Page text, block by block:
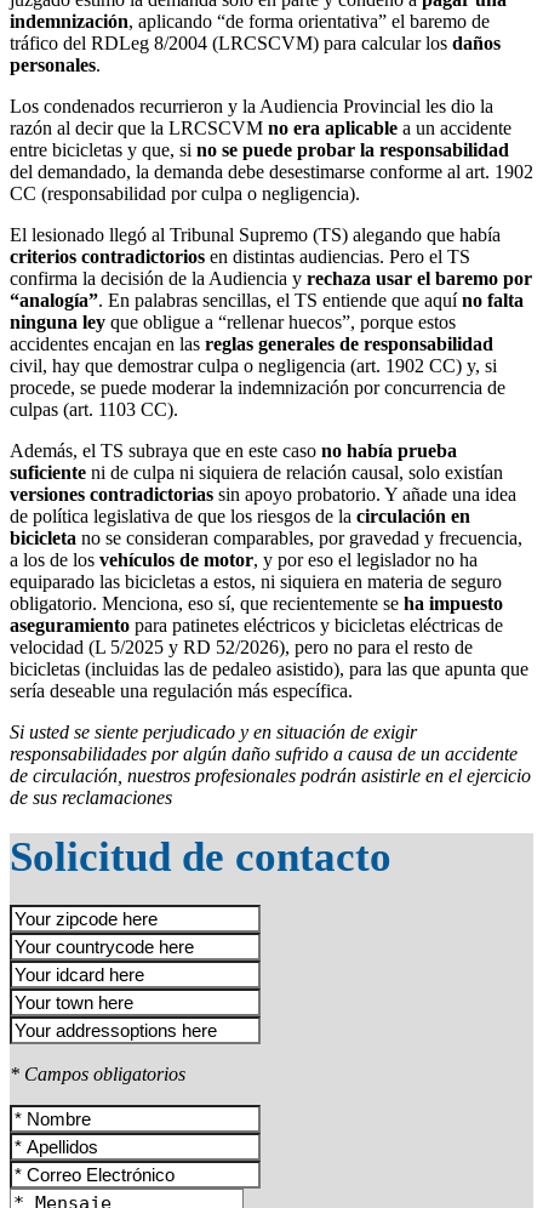
indemnización, aplicando “de forma orientativa” el baremo de
tráfico del RDLeg 8/2004 (LRCSCVM) para calcular los daños
personales.
Los condenados recurrieron y la Audiencia Provincial les dio la
razón al decir que la LRCSCVM no era aplicable a un accidente
entre bicicletas y que, si no se puede probar la responsabilidad
del demandado, la demanda debe desestimarse conforme al art. 1902
CC (responsabilidad por culpa o negligencia).
El lesionado llegó al Tribunal Supremo (TS) alegando que había
criterios contradictorios en distintas audiencias. Pero el TS
confirma la decisión de la Audiencia y rechaza usar el baremo por
“analogía”. En palabras sencillas, el TS entiende que aquíno falta
ninguna ley que obligue a “rellenar huecos”, porque estos
accidentes encajan en las reglas generales de responsabilidad
civil, hay que demostrar culpa o negligencia (art. 1902 CC) y, si
procede, se puede moderar la indemnización por concurrencia de
culpas (art. 1103 CC).
Además, el TS subraya que en este caso no había prueba
suficiente ni de culpa ni siquiera de relación causal, solo existían
versiones contradictorias sin apoyo probatorio. Y añade una idea
de política legislativa de que los riesgos de la circulación en
bicicleta no se consideran comparables, por gravedad y frecuencia,
a los de los vehículos de motor, y por eso el legislador no ha
equiparado las bicicletas a estos, ni siquiera en materia de seguro
obligatorio. Menciona, eso sí, que recientemente se ha impuesto
aseguramiento para patinetes eléctricos y bicicletas eléctricas de
velocidad (L 5/2025 y RD 52/2026), pero no para el resto de
bicicletas (incluidas las de pedaleo asistido), para las que apunta que
sería deseable una regulación más específica.
Si usted se siente perjudicado y en situación de exigir
responsabilidades por algún daño sufrido a causa de un accidente
de circulación, nuestros profesionales podrán asistirle en el ejercicio
de sus reclamaciones
Solicitud de contacto
* Campos obligatorios